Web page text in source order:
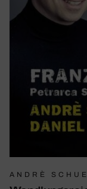
ANDRÈ